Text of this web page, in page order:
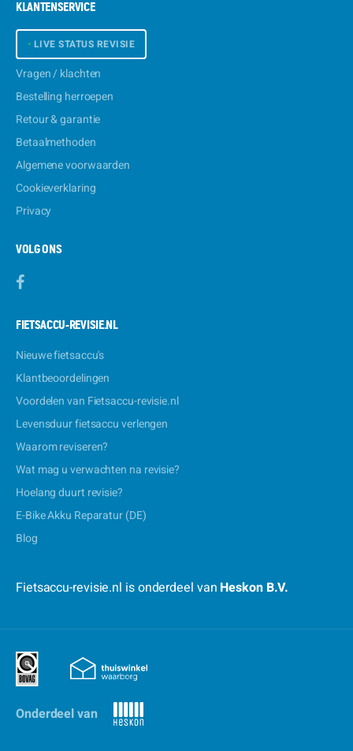
KLANTENSERVICE
• LIVE STATUS REVISIE
Vragen / klachten
Bestelling herroepen
Retour & garantie
Betaalmethoden
Algemene voorwaarden
Cookieverklaring
Privacy
VOLG ONS
FIETSACCU-REVISIE.NL
Nieuwe fietsaccu's
Klantbeoordelingen
Voordelen van Fietsaccu-revisie.nl
Levensduur fietsaccu verlengen
Waarom reviseren?
Wat mag u verwachten na revisie?
Hoelang duurt revisie?
E-Bike Akku Reparatur (DE)
Blog
Fietsaccu-revisie.nl is onderdeel van Heskon B.V.
Onderdeel van